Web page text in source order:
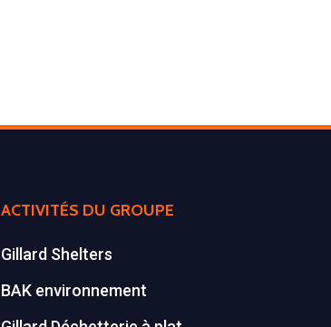
ACTIVITÉS DU GROUPE
Gillard Shelters
BAK environnement